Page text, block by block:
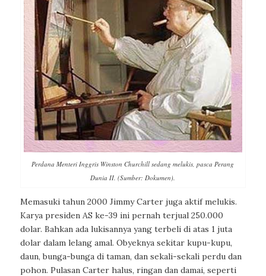
Perdana Menteri Inggris Winston Churchill sedang melukis, pasca Perang
Dunia II. (Sumber: Dokumen).
Memasuki tahun 2000 Jimmy Carter juga aktif melukis.
Karya presiden AS ke-39 ini pernah terjual 250.000
dolar. Bahkan ada lukisannya yang terbeli di atas 1 juta
dolar dalam lelang amal. Obyeknya sekitar kupu-kupu,
daun, bunga-bunga di taman, dan sekali-sekali perdu dan
pohon. Pulasan Carter halus, ringan dan damai, seperti